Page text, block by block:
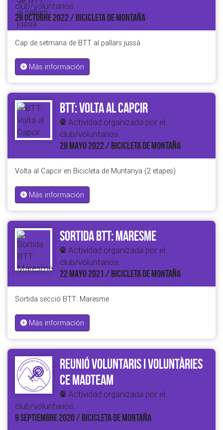
club/voluntarios.
28 OCTUBRE 2022 / BICICLETA DE MONTAÑA
Cap de setmana de BTT al pallars jussà
Más información
BTT: Volta al Capcir
Actividad organizada por el
club/voluntarios.
28 MAYO 2022 / BICICLETA DE MONTAÑA
Volta al Capcir en Bicicleta de Muntanya (2 etapes)
Más información
Sortida BTT: Maresme
Actividad organizada por el
club/voluntarios.
22 MAYO 2021 / BICICLETA DE MONTAÑA
Sortida secció BTT: Maresme
Más información
Reunió voluntaris i voluntàries
CE Madteam
Actividad organizada por el
club/voluntarios.
9 SEPTIEMBRE 2020 / BICICLETA DE MONTAÑA